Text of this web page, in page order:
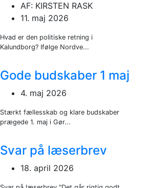
AF: KIRSTEN RASK
11. maj 2026
Hvad er den politiske retning i
Kalundborg? Ifølge Nordve...
Gode budskaber 1 maj
4. maj 2026
Stærkt fællesskab og klare budskaber
prægede 1. maj i Gør...
Svar på læserbrev
18. april 2026